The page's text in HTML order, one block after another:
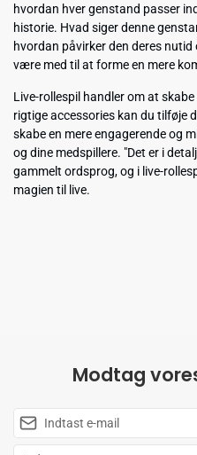
hvordan hver genstand passer
historie. Hvad siger denne
hvordan påvirker den deres
være med til at forme en mere
Live-rollespil handler om at
rigtige accessories kan du tilføje
skabe en mere engagerende og
og dine medspillere. "Det er i
gammelt ordsprog, og i live-
magien til live.
Modtag